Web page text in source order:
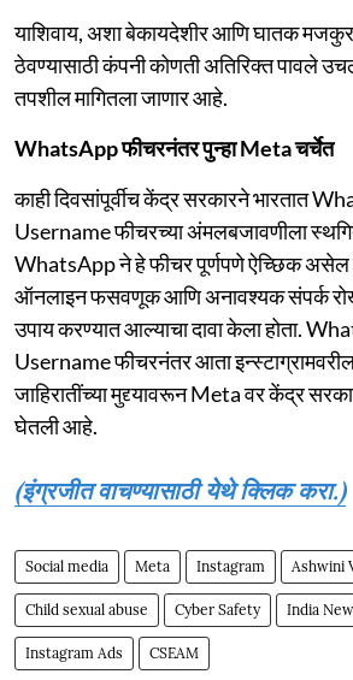
याशिवाय, अशा बेकायदेशीर आणि घातक
ठेवण्यासाठी कंपनी कोणती अतिरिक्त पावले
तपशील मागितला जाणार आहे.
WhatsApp फीचरनंतर पुन्हा Meta चर्चेत
काही दिवसांपूर्वीच केंद्र सरकारने भारतात
Username फीचरच्या अंमलबजावणीला
WhatsApp ने हे फीचर पूर्णपणे ऐच्छिक
ऑनलाइन फसवणूक आणि अनावश्यक संपर्क
उपाय करण्यात आल्याचा दावा केला होता.
Username फीचरनंतर आता
जाहिरातींच्या मुद्द्यावरून Meta वर केंद्र
घेतली आहे.
(इंग्रजीत वाचण्यासाठी येथे क्लिक करा.)
Social media Meta Instagram Ashwini
Child sexual abuse Cyber Safety India
Instagram Ads CSEAM